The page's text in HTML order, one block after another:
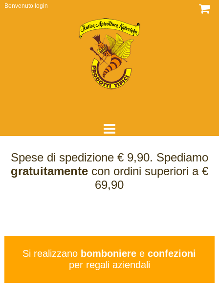
Benvenuto login
DOVE SIAMO
CONTATTI
Spese di spedizione € 9,90. Spediamo
gratuitamentecon ordini superiori a €
69,90
Si realizzano bomboniere econfezioni
per regali aziendali